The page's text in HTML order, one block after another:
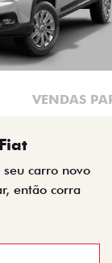
VENDAS
carro novo
então corra